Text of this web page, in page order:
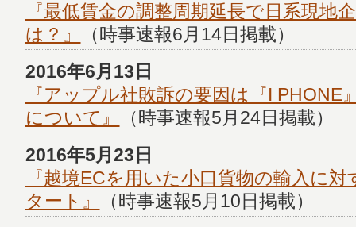
『最低賃金の調整周期延長で日系現地
は？』
（時事速報6月14日掲載）
2016年6月13日
『アップル社敗訴の要因は『I PHONE
について』
（時事速報5月24日掲載）
2016年5月23日
『越境ECを用いた小口貨物の輸入に
タート』
（時事速報5月10日掲載）